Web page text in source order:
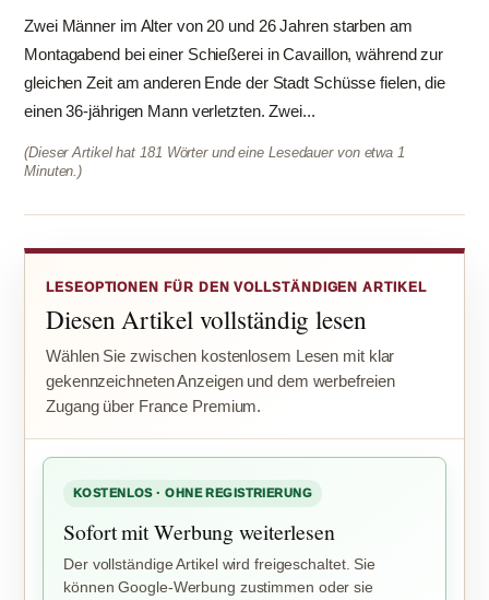
Zwei Männer im Alter von 20 und 26 Jahren starben am
Montagabend bei einer Schießerei in Cavaillon, während zur
gleichen Zeit am anderen Ende der Stadt Schüsse fielen, die
einen 36-jährigen Mann verletzten. Zwei...
(Dieser Artikel hat 181 Wörter und eine Lesedauer von etwa 1
Minuten.)
LESEOPTIONEN FÜR DEN VOLLSTÄNDIGEN ARTIKEL
Diesen Artikel vollständig lesen
Wählen Sie zwischen kostenlosem Lesen mit klar
gekennzeichneten Anzeigen und dem werbefreien
Zugang über France Premium.
KOSTENLOS · OHNE REGISTRIERUNG
Sofort mit Werbung weiterlesen
Der vollständige Artikel wird freigeschaltet. Sie
können Google-Werbung zustimmen oder sie